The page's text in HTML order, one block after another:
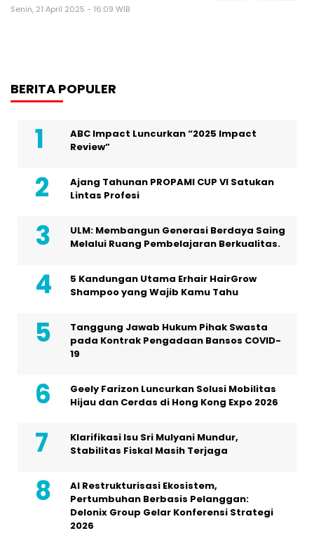
Senin, 21 April 2025 - 16:09 WIB
BERITA POPULER
ABC Impact Luncurkan “2025 Impact
Review”
Ajang Tahunan PROPAMI CUP VI Satukan
Lintas Profesi
ULM: Membangun Generasi Berdaya Saing
Melalui Ruang Pembelajaran Berkualitas.
5 Kandungan Utama Erhair HairGrow
Shampoo yang Wajib Kamu Tahu
Tanggung Jawab Hukum Pihak Swasta
pada Kontrak Pengadaan Bansos COVID-
19
Geely Farizon Luncurkan Solusi Mobilitas
Hijau dan Cerdas di Hong Kong Expo 2026
Klarifikasi Isu Sri Mulyani Mundur,
Stabilitas Fiskal Masih Terjaga
AI Restrukturisasi Ekosistem,
Pertumbuhan Berbasis Pelanggan:
Delonix Group Gelar Konferensi Strategi
2026